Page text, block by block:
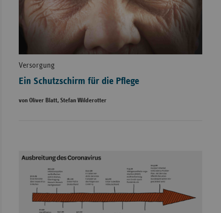
Versorgung
Ein Schutzschirm für die Pflege
von Oliver Blatt, Stefan Wilderotter